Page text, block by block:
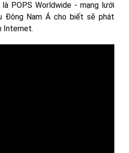
POPS Worldwide - mạng lưới
Đông Nam Á cho biết sẽ phát
Internet.